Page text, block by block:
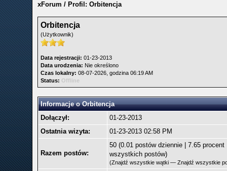
xForum / Profil: Orbitencja
Orbitencja
(Użytkownik)
Data rejestracji: 01-23-2013
Data urodzenia: Nie określono
Czas lokalny: 08-07-2026, godzina 06:19 AM
Status: Offline
Informacje o Orbitencja
Dołączył:
01-23-2013
Ostatnia wizyta:
01-23-2013 02:58 PM
Razem postów:
50 (0.01 postów dziennie | 7.65 procent
wszystkich postów)
(Znajdź wszystkie wątki— Znajdź wszystkie